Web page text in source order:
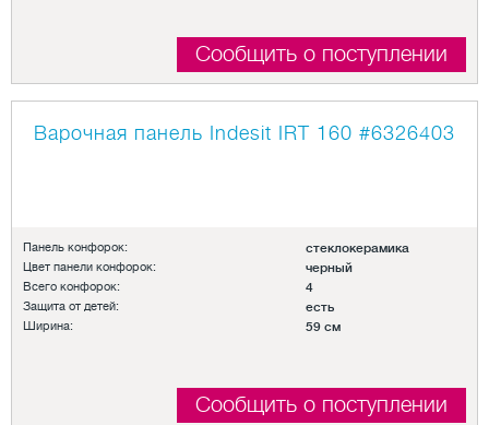
Сообщить о поступлении
Варочная панель Indesit IRT 160 #6326403
Панель конфорок: стеклокерамика
Цвет панели конфорок: черный
Всего конфорок: 4
Защита от детей: есть
Ширина: 59 см
Сообщить о поступлении